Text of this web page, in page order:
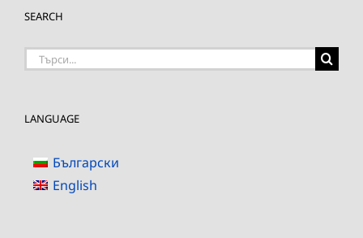
SEARCH
Търсене
LANGUAGE
Български
English